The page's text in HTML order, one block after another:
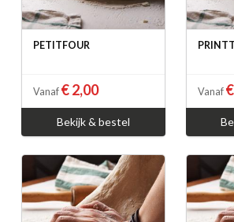
PETITFOUR
Vanaf € 2,00
Bekijk & bestel
Vanaf